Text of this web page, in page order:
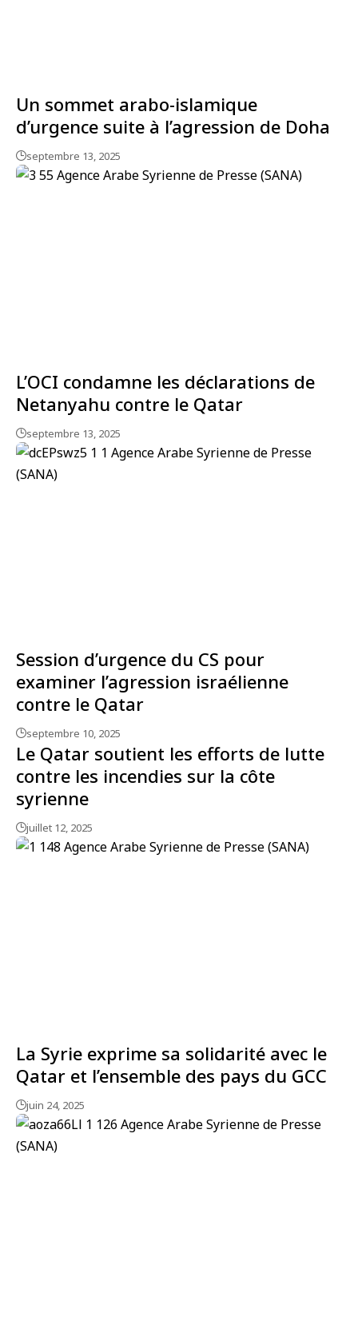
Un sommet arabo-islamique
d’urgence suite à l’agression de Doha
septembre 13, 2025
L’OCI condamne les déclarations de
Netanyahu contre le Qatar
septembre 13, 2025
Session d’urgence du CS pour
examiner l’agression israélienne
contre le Qatar
septembre 10, 2025
Le Qatar soutient les efforts de lutte
contre les incendies sur la côte
syrienne
juillet 12, 2025
La Syrie exprime sa solidarité avec le
Qatar et l’ensemble des pays du GCC
juin 24, 2025